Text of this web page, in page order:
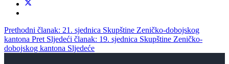
Prethodni članak: 21. sjednica Skupštine Zeničko-dobojskog
kantona Pret Sljedeći članak: 19. sjednica Skupštine Zeničko-
dobojskog kantona Sljedeće